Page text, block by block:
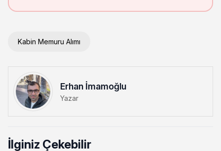
Kabin Memuru Alımı
Erhan İmamoğlu
Yazar
İlginiz Çekebilir